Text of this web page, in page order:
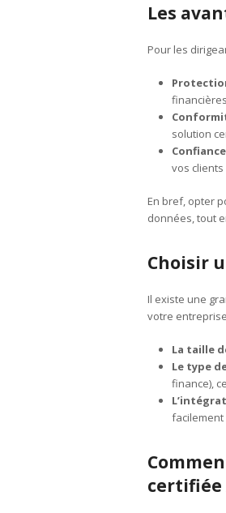
Les
Pour les
solution
vos
En bref, opter
données, tout
Choisir
Il existe une
votre
La taille
Le type
finance),
facilement
certifiée